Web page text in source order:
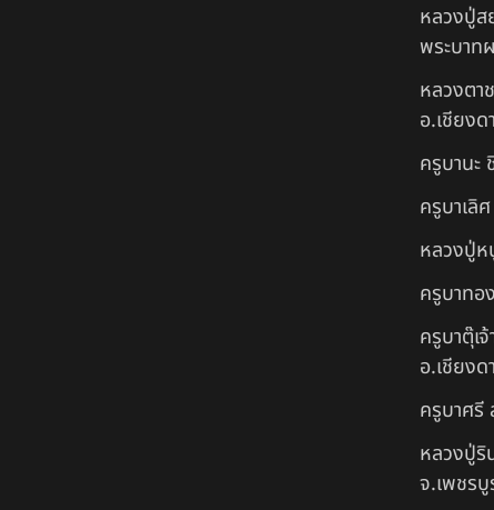
หลวงปู่ส
พระบาท
หลวงตา
อ.เชียงด
ครูบานะ
ครูบาเลิ
หลวงปู่
ครูบาทอ
ครูบาตุ๊เ
อ.เชียงด
ครูบาศรี
หลวงปู่ริ
จ.เพชร